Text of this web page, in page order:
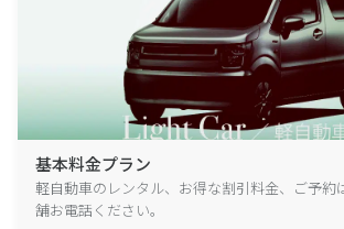
基本料金プラン
軽自動車のレンタル、お得な割引料金、ご予約
舗お電話ください。